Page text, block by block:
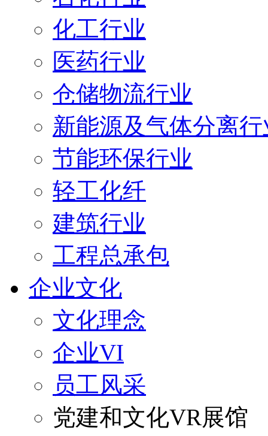
化工行业
医药行业
仓储物流行业
新能源及气体分离行
节能环保行业
轻工化纤
建筑行业
工程总承包
企业文化
文化理念
企业VI
员工风采
党建和文化VR展馆